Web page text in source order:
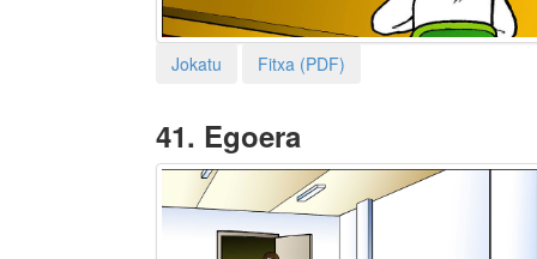
Jokatu Fitxa (PDF)
41. Egoera